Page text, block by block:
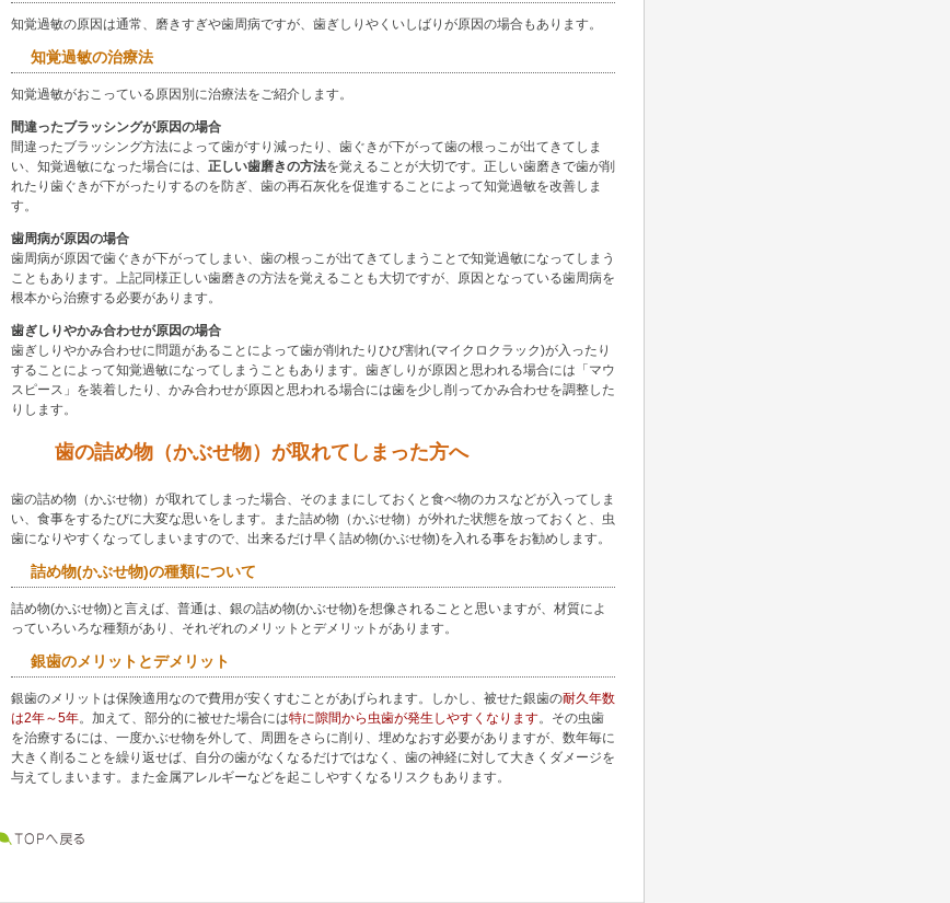
知覚過敏の原因は通常、磨きすぎや歯周病ですが、歯ぎしりやくいしばりが原因の場合もあります。
知覚過敏の治療法
知覚過敏がおこっている原因別に治療法をご紹介します。
間違ったブラッシングが原因の場合
間違ったブラッシング方法によって歯がすり減ったり、歯ぐきが下がって歯の根っこが出てきてしま
い、知覚過敏になった場合には、 正しい歯磨きの方法を覚えることが大切です。正しい歯磨きで歯が削
れたり歯ぐきが下がったりするのを防ぎ、歯の再石灰化を促進することによって知覚過敏を改善しま
す。
歯周病が原因の場合
歯周病が原因で歯ぐきが下がってしまい、歯の根っこが出てきてしまうことで知覚過敏になってしまう
こともあります。上記同様正しい歯磨きの方法を覚えることも大切ですが、原因となっている歯周病を
根本から治療する必要があります。
歯ぎしりやかみ合わせが原因の場合
歯ぎしりやかみ合わせに問題があることによって歯が削れたりひび割れ(マイクロクラック)が入ったり
することによって知覚過敏になってしまうこともあります。歯ぎしりが原因と思われる場合には「マウ
スピース」を装着したり、かみ合わせが原因と思われる場合には歯を少し削ってかみ合わせを調整した
りします。
歯の詰め物（かぶせ物）が取れてしまった方へ
歯の詰め物（かぶせ物）が取れてしまった場合、そのままにしておくと食べ物のカスなどが入ってしま
い、食事をするたびに大変な思いをします。また詰め物（かぶせ物）が外れた状態を放っておくと、虫
歯になりやすくなってしまいますので、出来るだけ早く詰め物(かぶせ物)を入れる事をお勧めします。
詰め物(かぶせ物)の種類について
詰め物(かぶせ物)と言えば、普通は、銀の詰め物(かぶせ物)を想像されることと思いますが、材質によ
っていろいろな種類があり、それぞれのメリットとデメリットがあります。
銀歯のメリットとデメリット
銀歯のメリットは保険適用なので費用が安くすむことがあげられます。しかし、被せた銀歯の耐久年数
は2年～5年。加えて、部分的に被せた場合には特に隙間から虫歯が発生しやすくなります。その虫歯
を治療するには、一度かぶせ物を外して、周囲をさらに削り、埋めなおす必要がありますが、数年毎に
大きく削ることを繰り返せば、自分の歯がなくなるだけではなく、歯の神経に対して大きくダメージを
与えてしまいます。また金属アレルギーなどを起こしやすくなるリスクもあります。